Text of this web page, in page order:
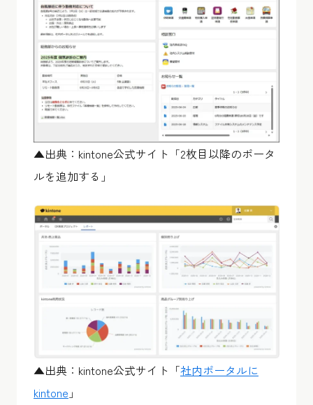
▲出典：kintone公式サイト「2枚目以降のポータ
ルを追加する」
▲出典：kintone公式サイト「社内ポータルに
kintone 」